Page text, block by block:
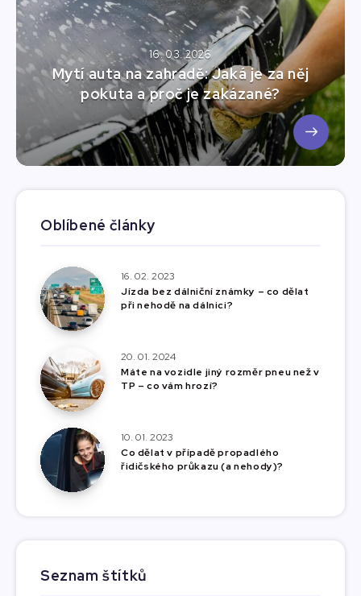
16. 03. 2026
Mytí auta na zahradě: Jaká je za něj
pokuta a proč je zakázané?
Oblíbené články
16. 02. 2023
Jízda bez dálniční známky – co dělat
při nehodě na dálnici?
20. 01. 2024
Máte na vozidle jiný rozměr pneu než v
TP – co vám hrozí?
10. 01. 2023
Co dělat v případě propadlého
řidičského průkazu (a nehody)?
Seznam štítků